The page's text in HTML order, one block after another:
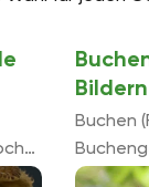
die
Buchen